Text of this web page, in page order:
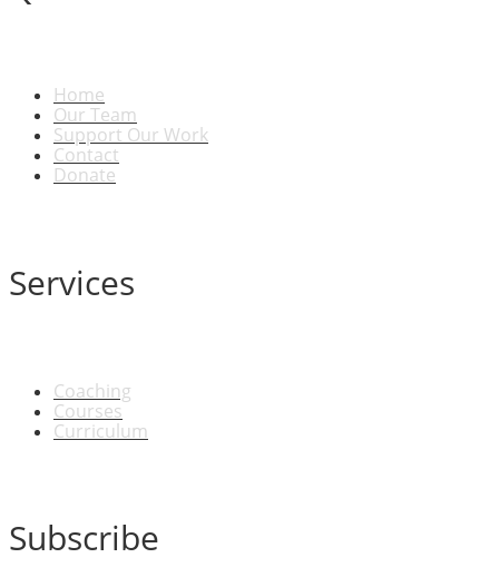
Home
Our Team
Support Our Work
Contact
Donate
Services
Coaching
Courses
Curriculum
Subscribe